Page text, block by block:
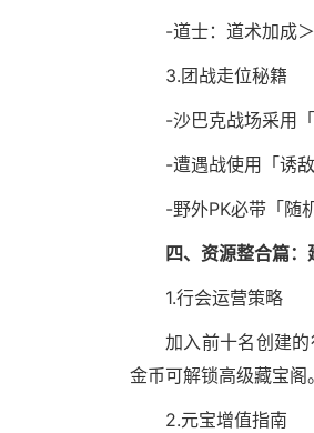
-道士：道术加成
3.团战走位秘籍
-沙巴克战场采用
-遭遇战使用「诱
-野外PK必带「随
四、资源整合篇
1.行会运营策略
加入前十名创建
金币可解锁高级藏宝阁。
2.元宝增值指南